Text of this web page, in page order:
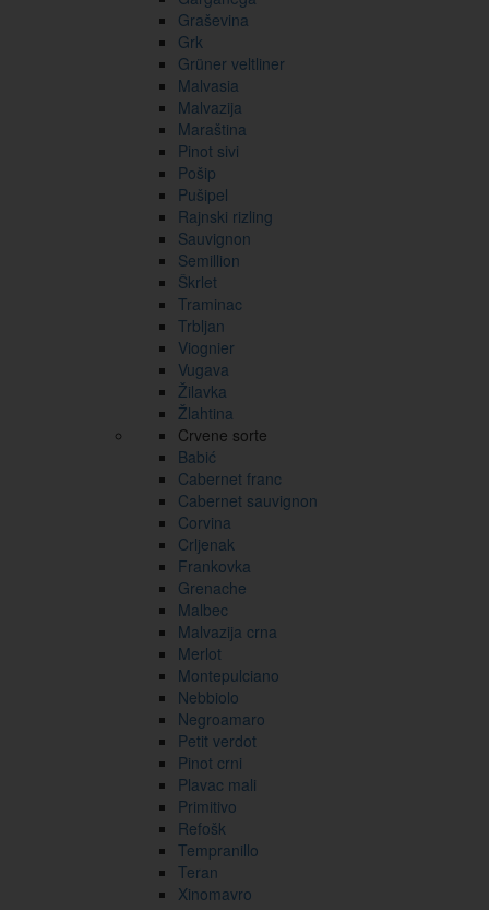
Graševina
Grk
Grüner veltliner
Malvasia
Malvazija
Maraština
Pinot sivi
Pošip
Pušipel
Rajnski rizling
Sauvignon
Semillion
Škrlet
Traminac
Trbljan
Viognier
Vugava
Žilavka
Žlahtina
Crvene sorte
Babić
Cabernet franc
Cabernet sauvignon
Corvina
Crljenak
Frankovka
Grenache
Malbec
Malvazija crna
Merlot
Montepulciano
Nebbiolo
Negroamaro
Petit verdot
Pinot crni
Plavac mali
Primitivo
Refošk
Tempranillo
Teran
Xinomavro